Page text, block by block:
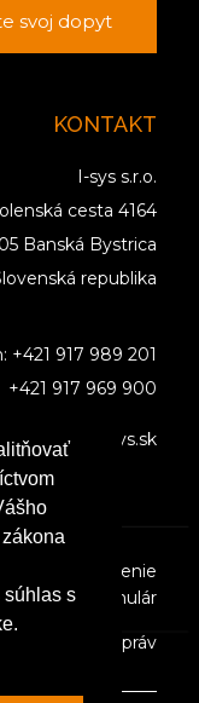
súhlas s
svoj dopyt
KONTAKT
I-sys s.r.o.
cesta 4164
Banská Bystrica
republika
+421 917 989 201
+421 917 969 900
mail: i-sys@i-sys.sk
poučenie
formulár
GDPR práv